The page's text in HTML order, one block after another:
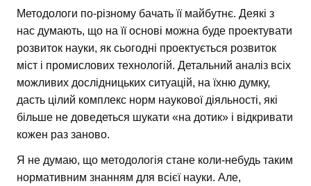
Методологи по-різному бачать її майбутнє. Деякі з
нас думають, що на її основі можна буде проектувати
розвиток науки, як сьогодні проектується розвиток
міст і промислових технологій. Детальний аналіз всіх
можливих дослідницьких ситуацій, на їхню думку,
дасть цілий комплекс норм наукової діяльності, які
більше не доведеться шукати «на дотик» і відкривати
кожен раз заново.
Я не думаю, що методологія стане коли-небудь таким
нормативним знанням для всієї науки. Але,